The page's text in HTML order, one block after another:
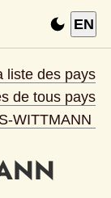
EN
liste des pays
de tous pays
WITTMANN